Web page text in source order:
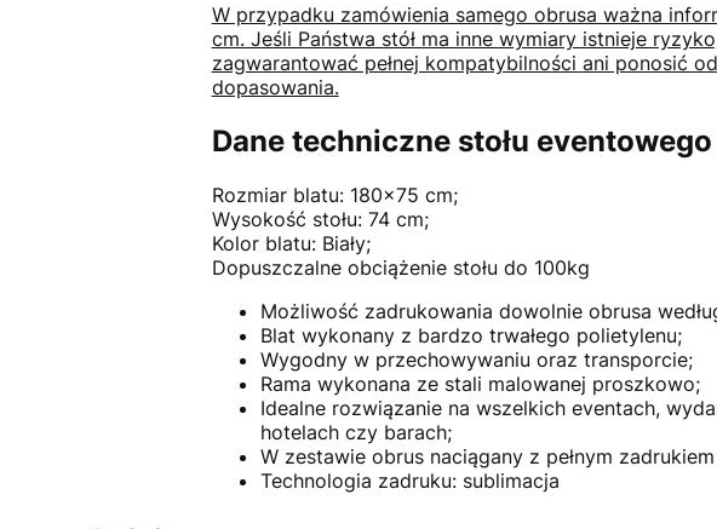
W przypadku zamówienia samego obrusa ważna
cm. Jeśli Państwa stół ma inne wymiary istnieje
zagwarantować pełnej kompatybilności ani ponosić
dopasowania.
Dane techniczne stołu
Rozmiar blatu: 180x75 cm;
Wysokość stołu: 74 cm;
Kolor blatu: Biały;
Dopuszczalne obciążenie stołu do 100kg
Możliwość zadrukowania dowolnie obrusa
Blat wykonany z bardzo trwałego polietylenu;
Wygodny w przechowywaniu oraz transporcie;
Rama wykonana ze stali malowanej proszkowo;
Idealne rozwiązanie na wszelkich eventach,
hotelach czy barach;
W zestawie obrus naciągany z pełnym
Technologia zadruku: sublimacja